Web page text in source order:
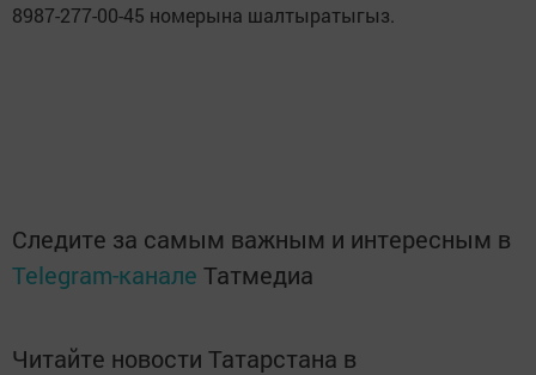
8987-277-00-45 номерына шалтыратыгыз.
Следите за самым важным и интересным в
Telegram-канале Татмедиа
Читайте новости Татарстана в